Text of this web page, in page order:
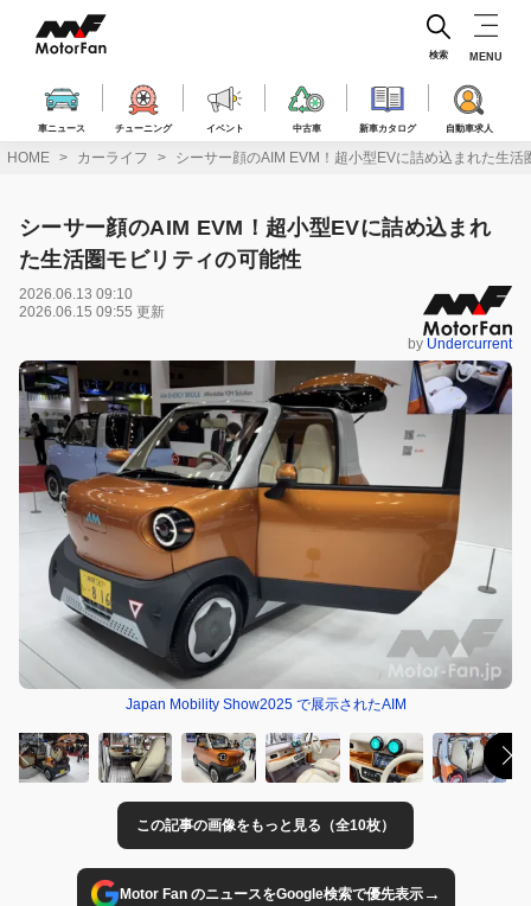
ス
車ニュース チューニング イベント 中古車 新車カタログ 自動車求人
検索 MENU
HOME カーライフ シーサー顔のAIM EVM！超小型EVに詰め込まれた生活
シーサー顔のAIM EVM！超小型EVに詰め込まれ
た生活圏モビリティの可能性
2026.06.13 09:10
2026.06.15 09:55 更新
by Undercurrent
Japan Mobility Show2025 で展示されたAIM
この記事の画像をもっと見る（全10枚）
Motor Fan のニュースをGoogle検索で優先表示→